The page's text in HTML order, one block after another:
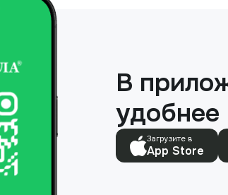
В
удобнее
Загрузите в
App Store